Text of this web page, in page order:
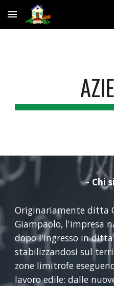
Skip to main content
- Chi
Originariamente ditta
Giampaolo, l'impresa
dopo l'ingresso in
stabilizzandosi sul
zone limitrofe
lavoro edile: dalle